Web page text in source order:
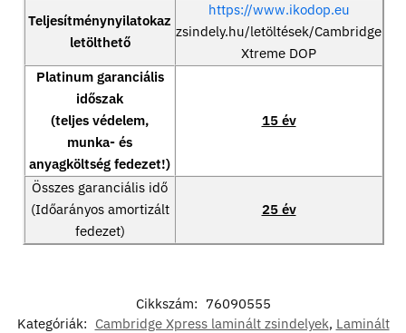
Teljesítménynyilatokaz
letölthető
https://www.ikodop.eu
zsindely.hu/letöltések/Cambridge
Xtreme DOP
Platinum garanciális
időszak
(teljes védelem,
munka- és
anyagköltség fedezet!)
15 év
Összes garanciális idő
(Időarányos amortizált
fedezet)
25 év
Cikkszám: 76090555
Kategóriák: Cambridge Xpress laminált zsindelyek, Laminált